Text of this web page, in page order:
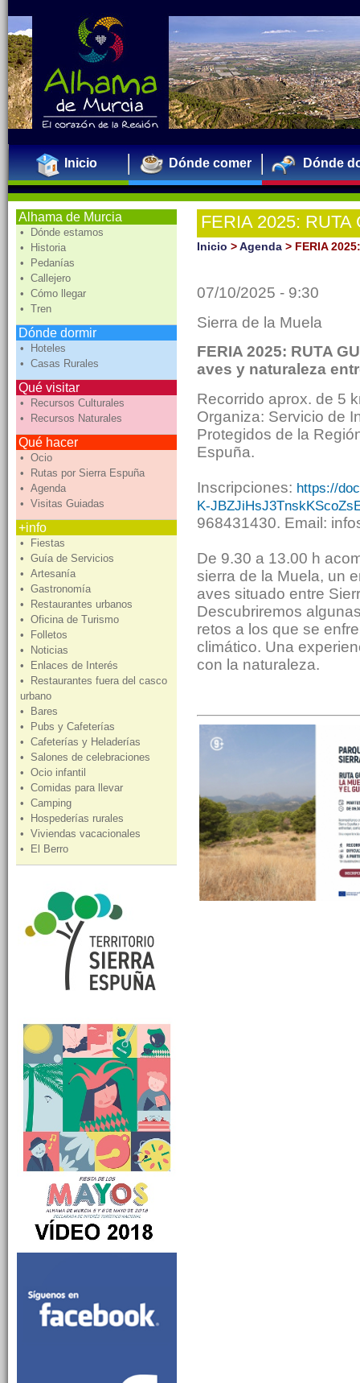
Inicio Dónde comer Dónde
Alhama de Murcia
• Dónde estamos
• Historia
• Pedanías
• Callejero
• Cómo llegar
• Tren
Dónde dormir
• Hoteles
• Casas Rurales
Qué visitar
• Recursos Culturales
• Recursos Naturales
Qué hacer
• Ocio
• Rutas por Sierra Espuña
• Agenda
• Visitas Guiadas
+info
• Fiestas
• Guía de Servicios
• Artesanía
• Gastronomía
• Restaurantes urbanos
• Oficina de Turismo
• Folletos
• Noticias
• Enlaces de Interés
• Restaurantes fuera del casco
urbano
• Bares
• Pubs y Cafeterías
• Cafeterías y Heladerías
• Salones de celebraciones
• Ocio infantil
• Comidas para llevar
• Camping
• Hospederías rurales
• Viviendas vacacionales
• El Berro
FERIA 2025:
Muela, aves y
Inicio >Agenda > FERIA
07/10/2025 - 9:30
Sierra de la Muela
FERIA 2025: RUTA
aves y naturaleza
Recorrido aprox. de 5
Organiza: Servicio de
Protegidos de la
Espuña.
Inscripciones: https://
K-
968431430. Email:
De 9.30 a 13.00 h
sierra de la Muela, un
aves situado entre
Descubriremos
retos a los que se
climático. Una
con la naturaleza.